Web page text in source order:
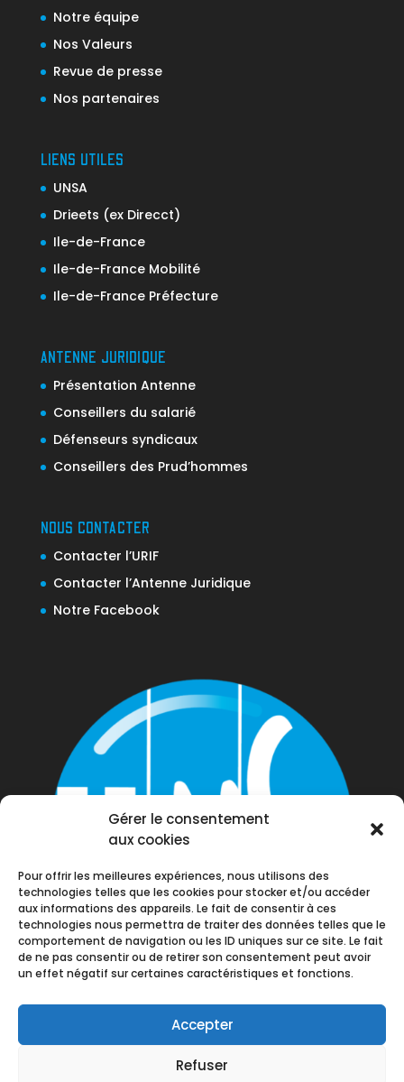
Gérer le consentement
aux cookies
Pour offrir les meilleures expériences, nous utilisons des
technologies telles que les cookies pour stocker et/ou accéder
aux informations des appareils. Le fait de consentir à ces
technologies nous permettra de traiter des données telles que le
comportement de navigation ou les ID uniques sur ce site. Le fait
de ne pas consentir ou de retirer son consentement peut avoir
un effet négatif sur certaines caractéristiques et fonctions.
Accepter
Refuser
Notre équipe
Nos Valeurs
Revue de presse
Nos partenaires
LIENS UTILES
UNSA
Drieets (ex Direcct)
Ile-de-France
Ile-de-France Mobilité
Ile-de-France Préfecture
ANTENNE JURIDIQUE
Présentation Antenne
Conseillers du salarié
Défenseurs syndicaux
Conseillers des Prud’hommes
NOUS CONTACTER
Contacter l’URIF
Contacter l’Antenne Juridique
Notre Facebook